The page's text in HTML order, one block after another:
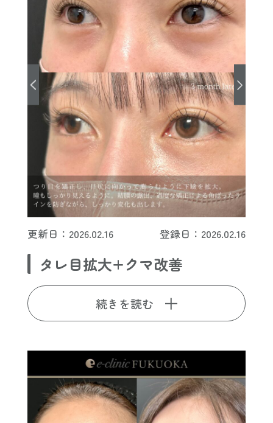
更新日：2026.02.16 登録日：2026.02.16
タレ目拡大+クマ改善
続きを読む